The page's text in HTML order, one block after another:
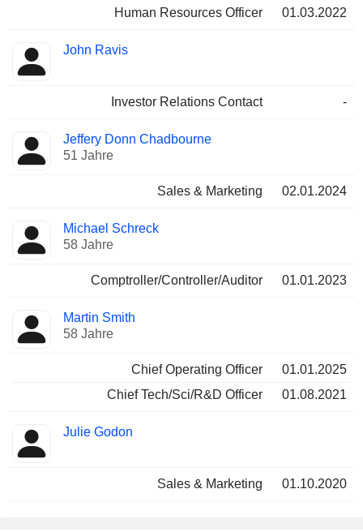
Human Resources Officer 01.03.2022
John Ravis
Investor Relations Contact -
Jeffery Donn Chadbourne
51 Jahre
Sales & Marketing 02.01.2024
Michael Schreck
58 Jahre
Comptroller/Controller/Auditor 01.01.2023
Martin Smith
58 Jahre
Chief Operating Officer
01.01.2025
Chief Tech/Sci/R&D Officer
01.08.2021
Julie Godon
Sales & Marketing 01.10.2020